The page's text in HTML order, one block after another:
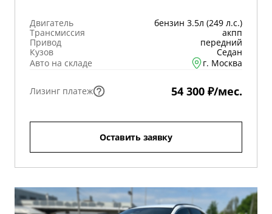
Двигатель
бензин 3.5л (249 л.с.)
Трансмиссия
акпп
Привод
передний
Кузов
Седан
Авто на складе
г. Москва
Лизинг платеж 54 300 ₽/мес.
Оставить заявку